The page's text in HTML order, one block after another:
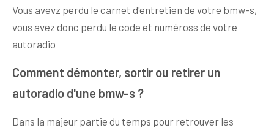
Vous avevz perdu le carnet d'entretien de votre bmw-s,
vous avez donc perdu le code et numéross de votre
autoradio
Comment démonter, sortir ou retirer un
autoradio d'une bmw-s ?
Dans la majeur partie du temps pour retrouver les